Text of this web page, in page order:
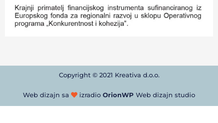
Copyright © 2021 Kreativa d.o.o.
Web dizajn sa izradio OrionWP Web dizajn studio